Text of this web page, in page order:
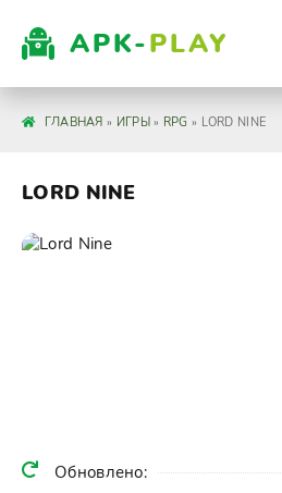
APK-PLAY
ГЛАВНАЯ » ИГРЫ» RPG » LORD NINE
LORD NINE
Обновлено: